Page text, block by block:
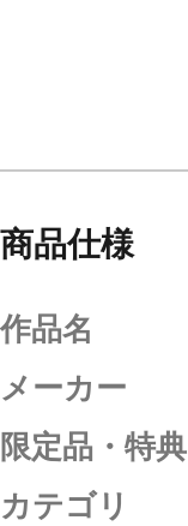
商品仕様
作品名
メーカー
限定品・特典
カテゴリ